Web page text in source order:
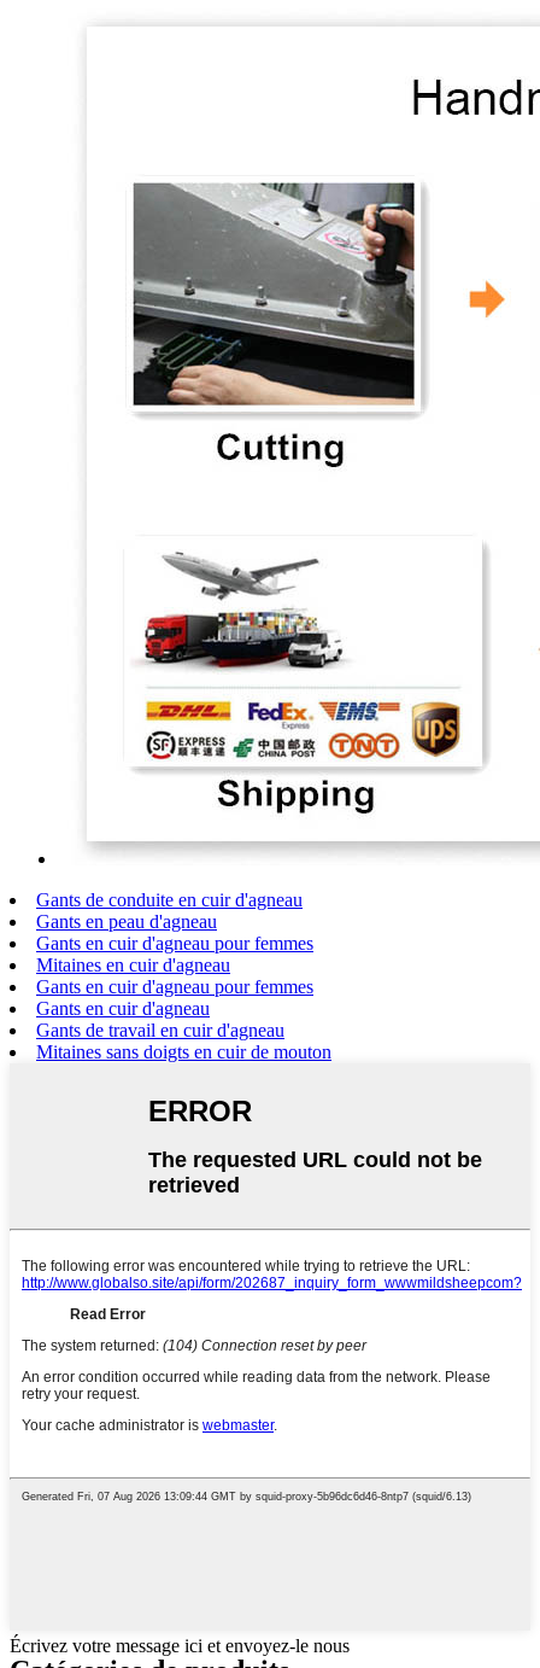
Gants de conduite en cuir d'agneau
Gants en peau d'agneau
Gants en cuir d'agneau pour femmes
Mitaines en cuir d'agneau
Gants en cuir d'agneau pour femmes
Gants en cuir d'agneau
Gants de travail en cuir d'agneau
Mitaines sans doigts en cuir de mouton
Écrivez votre message ici et envoyez-le nous